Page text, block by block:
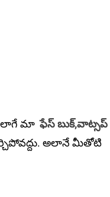
అలాగే మాఫేస్ బుక్,వాట్సప్
అలానే మీతోటి